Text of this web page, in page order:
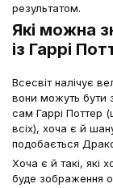
результатом.
Які можна
із Гаррі
Всесвіт налічує
вони можуть бути
сам Гаррі Поттер
всіх), хоча є й
подобається
Хоча є й такі, які
буде зображення